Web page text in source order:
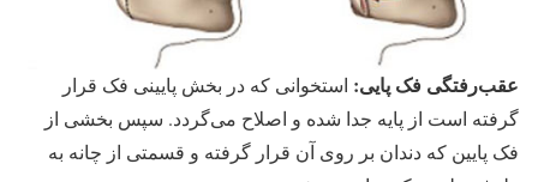
عقب‌رفتگی فک پایی: استخوانی که در بخش پایینی فک قرار
گرفته است از پایه جدا شده و اصلاح می‌گردد. سپس بخشی از
فک پایین که دندان بر روی آن قرار گرفته و قسمتی از چانه به